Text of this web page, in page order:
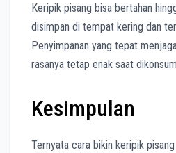
Keripik pisang bisa bertahan
disimpan di tempat kering dan
Penyimpanan yang tepat
rasanya tetap enak saat
Kesimpulan
Ternyata cara bikin keripik